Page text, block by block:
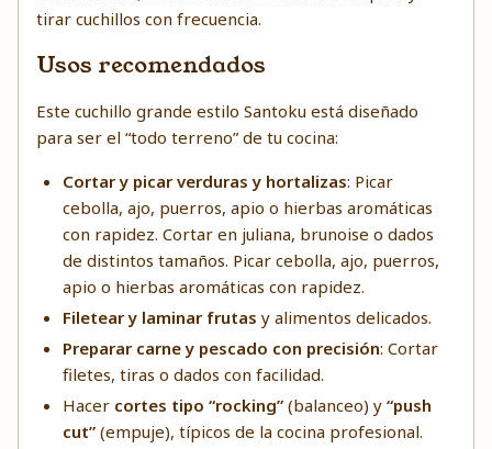
tirar cuchillos con frecuencia.
Usos recomendados
Este cuchillo grande estilo Santoku está diseñado
para ser el “todo terreno” de tu cocina:
Cortar y picar verduras y hortalizas: Picar
cebolla, ajo, puerros, apio o hierbas aromáticas
con rapidez. Cortar en juliana, brunoise o dados
de distintos tamaños. Picar cebolla, ajo, puerros,
apio o hierbas aromáticas con rapidez.
Filetear y laminar frutas y alimentos delicados.
Preparar carne y pescado con precisión: Cortar
filetes, tiras o dados con facilidad.
Hacer cortes tipo “rocking” (balanceo) y “push
cut” (empuje), típicos de la cocina profesional.